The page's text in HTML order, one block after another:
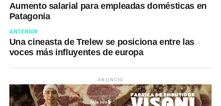
Aumento salarial para empleadas domésticas en
Patagonia
ANTERIOR
Una cineasta de Trelew se posiciona entre las
voces más influyentes de europa
ANUNCIO